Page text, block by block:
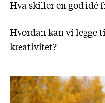
Hva skiller en god idé
Hvordan kan vi legge
kreativitet?